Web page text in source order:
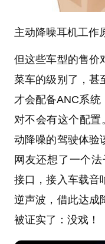
主动降噪耳机工作
但这些车型的售价
菜车的级别了，甚
才会配备ANC系
对不会有这个配置
动降噪的驾驶体验
网友还想了一个
接口，接入车载音
逆声波，借此达成
被证实了：没戏！